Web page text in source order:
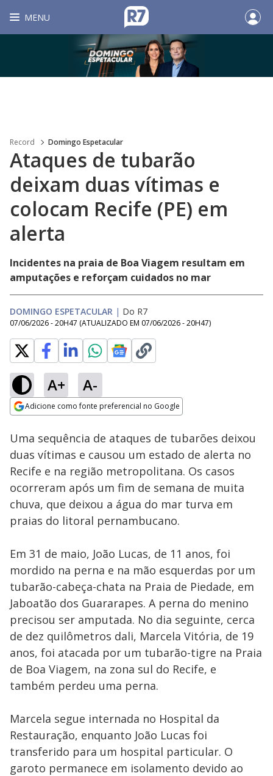
MENU
Record Domingo Espetacular
Ataques de tubarão
deixam duas vítimas e
colocam Recife (PE) em
alerta
Incidentes na praia de Boa Viagem resultam em
amputações e reforçam cuidados no mar
DOMINGO ESPETACULAR | Do R7
07/06/2026 - 20H47 (ATUALIZADO EM 07/06/2026 - 20H47)
A+ A-
Adicione como fonte preferencial no Google
Ativar
:
39.49%
Uma sequência de ataques de tubarões deixou
duas vítimas e causou um estado de alerta no
Recife e na região metropolitana. Os casos
ocorreram após um fim de semana de muita
chuva, que deixou a água do mar turva em
praias do litoral pernambucano.
Em 31 de maio, João Lucas, de 11 anos, foi
mordido na perna e na mão esquerdas por um
tubarão-cabeça-chata na Praia de Piedade, em
Jaboatão dos Guararapes. A perna do menino
precisou ser amputada. No dia seguinte, cerca
de dez quilômetros dali, Marcela Vitória, de 19
anos, foi atacada por um tubarão-tigre na Praia
de Boa Viagem, na zona sul do Recife, e
também perdeu uma perna.
Marcela segue internada no Hospital da
Restauração, enquanto João Lucas foi
transferido para um hospital particular. O
garoto permanece em isolamento devido ao